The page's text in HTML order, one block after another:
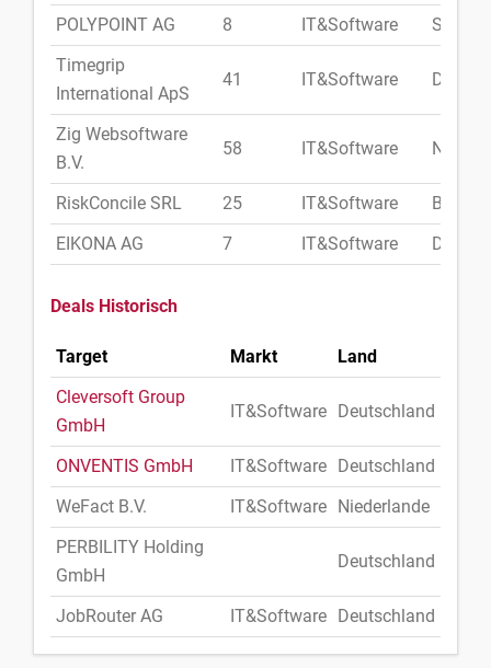
POLYPOINT AG 8 IT&Software
Timegrip
International ApS
41 IT&Software
Zig Websoftware
B.V.
58 IT&Software
RiskConcile SRL 25 IT&Software
Belgien
EIKONA AG
7 IT&Software
Deals Historisch
Target Markt
Land
Cleversoft Group
GmbH
IT&Software Deutschland
ONVENTIS GmbH IT&Software Deutschland
WeFact B.V.
IT&Software Niederlande
PERBILITY Holding
GmbH
Deutschland
JobRouter AG IT&Software Deutschland